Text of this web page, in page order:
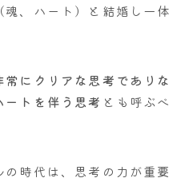
、ハート）と結婚し一体
常にクリアな思考でありな
トを伴う思考 とも呼ぶべ
時代は、思考の力が重要